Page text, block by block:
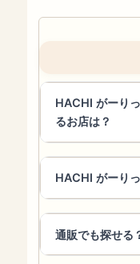
HACHI がーり
るお店は？
HACHI がーり
通販でも探せる